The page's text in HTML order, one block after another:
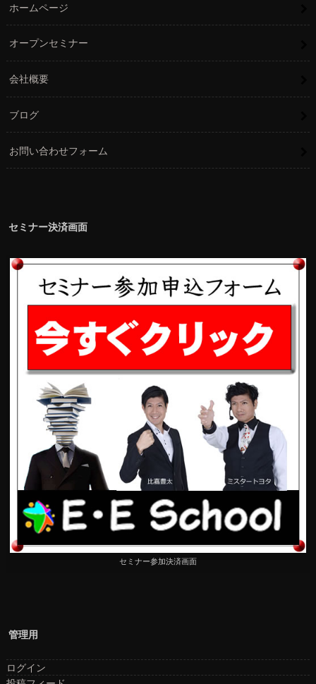
ホームページ
オープンセミナー
会社概要
ブログ
お問い合わせフォーム
セミナー決済画面
セミナー参加決済画面
管理用
ログイン